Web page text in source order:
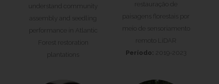
understand community
assembly and seedling
performance in Atlantic
Forest restoration
plantations
restauração de
paisagens florestais por
meio de sensoriamento
remoto LiDAR
Período: 2019-2023